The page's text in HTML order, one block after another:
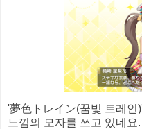
'夢色トレイン(꿈빛 트레
느낌의 모자를 쓰고 있네요.